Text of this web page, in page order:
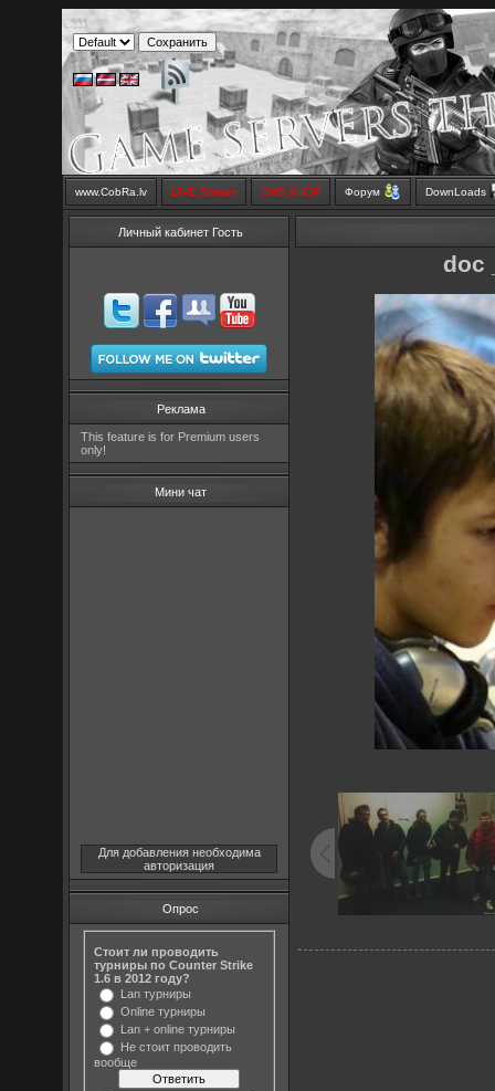
www.CobRa.lv LIVE Stream SMS SHOP Форум DownLoads
Личный кабинет Гость
Реклама
This feature is for Premium users
only!
Мини чат
Для добавления необходима
авторизация
Опрос
Стоит ли проводить
турниры по Counter Strike
1.6 в 2012 году?
Lan турниры
Online турниры
Lan + online турниры
Не стоит проводить
вообще
doc